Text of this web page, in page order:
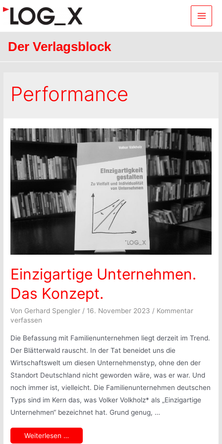
Main
Der Verlagsblock
Performance
Einzigartige Unternehmen.
Das Konzept.
Von Gerhard Spengler / 16. November 2023 / Kommentar
verfassen
Die Befassung mit Familienunternehmen liegt derzeit im Trend.
Der Blätterwald rauscht. In der Tat beneidet uns die
Wirtschaftswelt um diesen Unternehmenstyp, ohne den der
Standort Deutschland nicht geworden wäre, was er war. Und
noch immer ist, vielleicht. Die Familienunternehmen deutschen
Typs sind im Kern das, was Volker Volkholz* als „Einzigartige
Unternehmen“ bezeichnet hat. Grund genug, …
Einzigartige
Unternehmen.
Weiterlesen …